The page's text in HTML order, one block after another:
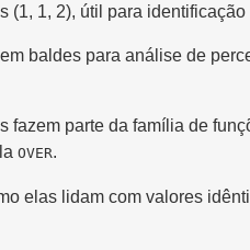
(1, 1, 2), útil para
baldes para análise de
fazem parte da família de
OVER.
elas lidam com valores